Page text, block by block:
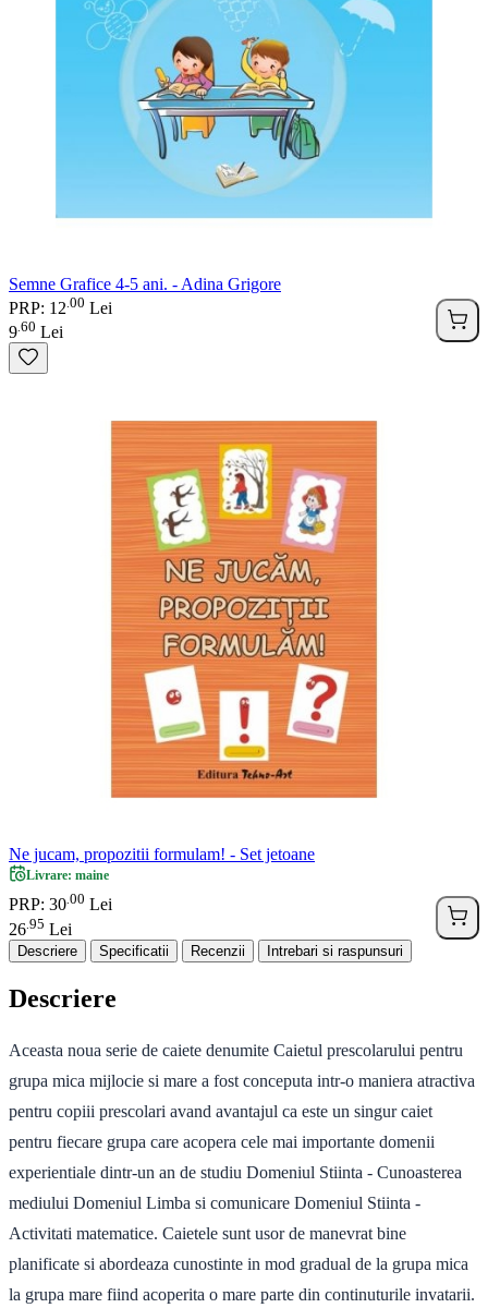
Semne Grafice 4-5 ani. - Adina Grigore
PRP: 12 00 Lei
9 60 Lei
Ne jucam, propozitii formulam! - Set jetoane
Livrare: maine
PRP: 30 00 Lei
26 95 Lei
Descriere Specificatii Recenzii Intrebari si raspunsuri
Descriere
Aceasta noua serie de caiete denumite Caietul prescolarului pentru
grupa mica mijlocie si mare a fost conceputa intr-o maniera atractiva
pentru copiii prescolari avand avantajul ca este un singur caiet
pentru fiecare grupa care acopera cele mai importante domenii
experientiale dintr-un an de studiu Domeniul Stiinta - Cunoasterea
mediului Domeniul Limba si comunicare Domeniul Stiinta -
Activitati matematice. Caietele sunt usor de manevrat bine
planificate si abordeaza cunostinte in mod gradual de la grupa mica
la grupa mare fiind acoperita o mare parte din continuturile invatarii.